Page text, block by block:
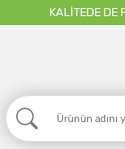
KALİTEDE DE